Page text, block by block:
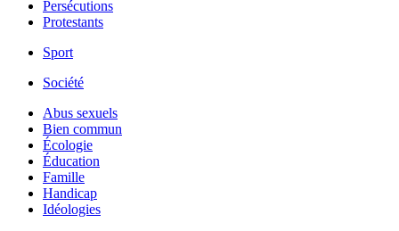
Persécutions
Protestants
Sport
Société
Abus sexuels
Bien commun
Écologie
Éducation
Famille
Handicap
Idéologies